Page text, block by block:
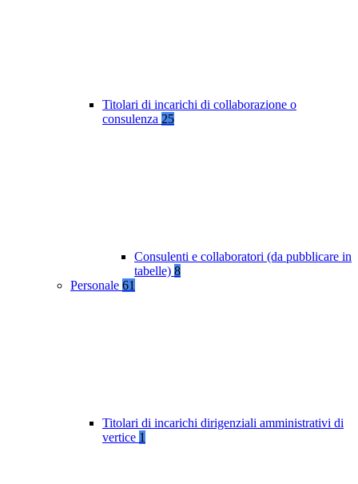
Titolari di incarichi di collaborazione o
consulenza 25
Consulenti e collaboratori (da pubblicare in
tabelle) 8
Personale 61
Titolari di incarichi dirigenziali amministrativi di
vertice 1